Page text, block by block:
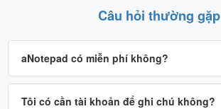
Câu hỏi thường gặp
aNotepad có miễn phí không?
Tôi có cần tài khoản để ghi chú không?